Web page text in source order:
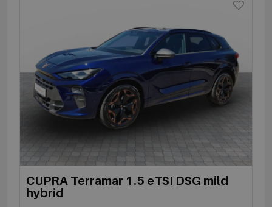
CUPRA Terramar 1.5 eTSI DSG mild
hybrid